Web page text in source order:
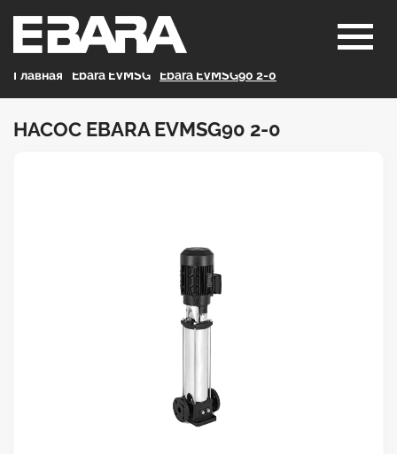
Главная Ebara EVMSG Ebara EVMSG90 2-0
НАСОС EBARA EVMSG90 2-0